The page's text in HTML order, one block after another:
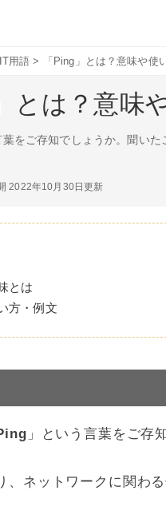
IT用語 > 「Ping」とは？意味や使
とは？意味
葉をご存知でしょうか。聞い
2022年10月30日更新
とは
方・例文
」という言葉をご存
、ネットワークに関わ